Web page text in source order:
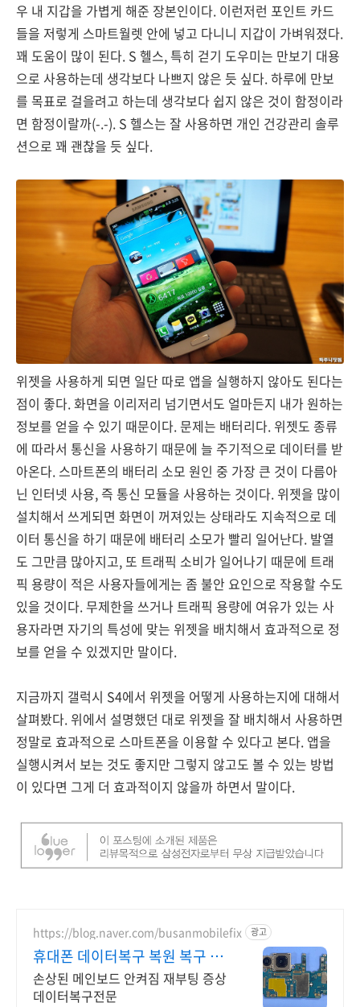
우 내 지갑을 가볍게 해준 장본인이다. 이런저런 포인트 카드
들을 저렇게 스마트월렛 안에 넣고 다니니 지갑이 가벼워졌다.
꽤 도움이 많이 된다. S 헬스, 특히 걷기 도우미는 만보기 대용
으로 사용하는데 생각보다 나쁘지 않은 듯 싶다. 하루에 만보
를 목표로 걸을려고 하는데 생각보다 쉽지 않은 것이 함정이라
면 함정이랄까(-.-). S 헬스는 잘 사용하면 개인 건강관리 솔루
션으로 꽤 괜찮을 듯 싶다.
위젯을 사용하게 되면 일단 따로 앱을 실행하지 않아도 된다는
점이 좋다. 화면을 이리저리 넘기면서도 얼마든지 내가 원하는
정보를 얻을 수 있기 때문이다. 문제는 배터리다. 위젯도 종류
에 따라서 통신을 사용하기 때문에 늘 주기적으로 데이터를 받
아온다. 스마트폰의 배터리 소모 원인 중 가장 큰 것이 다름아
닌 인터넷 사용, 즉 통신 모듈을 사용하는 것이다. 위젯을 많이
설치해서 쓰게되면 화면이 꺼져있는 상태라도 지속적으로 데
이터 통신을 하기 때문에 배터리 소모가 빨리 일어난다. 발열
도 그만큼 많아지고, 또 트래픽 소비가 일어나기 때문에 트래
픽 용량이 적은 사용자들에게는 좀 불안 요인으로 작용할 수도
있을 것이다. 무제한을 쓰거나 트래픽 용량에 여유가 있는 사
용자라면 자기의 특성에 맞는 위젯을 배치해서 효과적으로 정
보를 얻을 수 있겠지만 말이다.
지금까지 갤럭시 S4에서 위젯을 어떻게 사용하는지에 대해서
살펴봤다. 위에서 설명했던 대로 위젯을 잘 배치해서 사용하면
정말로 효과적으로 스마트폰을 이용할 수 있다고 본다. 앱을
실행시켜서 보는 것도 좋지만 그렇지 않고도 볼 수 있는 방법
이 있다면 그게 더 효과적이지 않을까 하면서 말이다.
https://blog.naver.com/busanmobilefix 광고
휴대폰 데이터복구 복원 복구 실
패시 비용 무료
손상된 메인보드 안켜짐 재부팅 증상
데이터복구전문